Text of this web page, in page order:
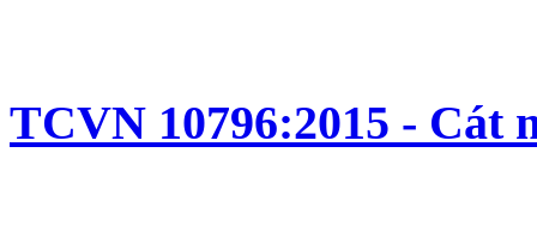
TCVN 10796:2015 - Cát